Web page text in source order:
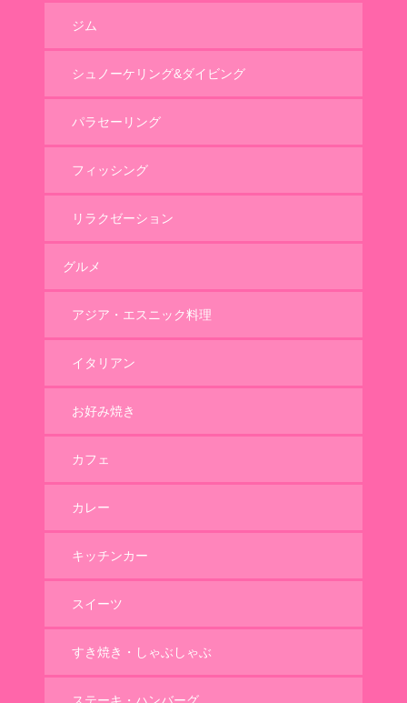
ジム
シュノーケリング&ダイビング
パラセーリング
フィッシング
リラクゼーション
グルメ
アジア・エスニック料理
イタリアン
お好み焼き
カフェ
カレー
キッチンカー
スイーツ
すき焼き・しゃぶしゃぶ
ステーキ・ハンバーグ